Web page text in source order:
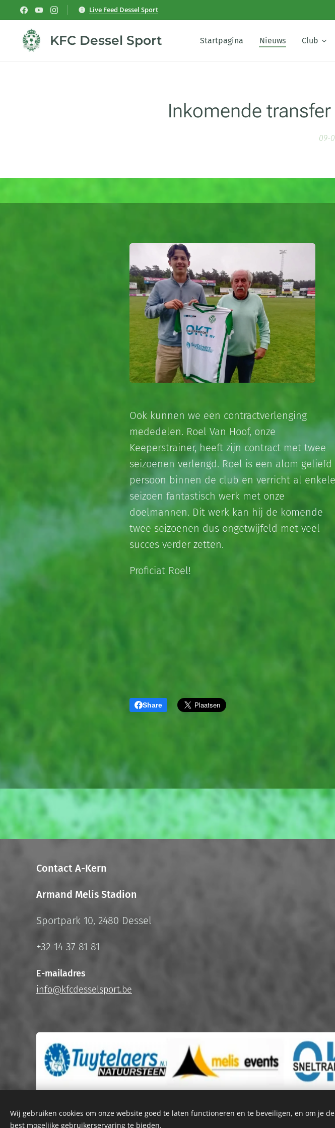
Live Feed Dessel Sport
KFC Dessel Sport Startpagina Nieuws Club
Inkomende
09-
Ook kunnen we een contractverlenging
mededelen. Roel Van Hoof, onze
Keeperstrainer, heeft zijn contract met twee
seizoenen verlengd. Roel is een alom geliefd
persoon binnen de club en verricht al enkele
seizoen fantastisch werk met onze
doelmannen. Dit werk kan hij de komende
twee seizoenen dus ongetwijfeld met veel
succes verder zetten.
Proficiat Roel!
Share
Contact A-Kern
Armand Melis Stadion
Sportpark 10, 2480 Dessel
+32 14 37 81 81
E-mailadres
info@kfcdesselsport.be
Wij gebruiken cookies om onze website goed te laten functioneren en te beveiligen, en om je de
best mogelijke gebruikerservaring te bieden.